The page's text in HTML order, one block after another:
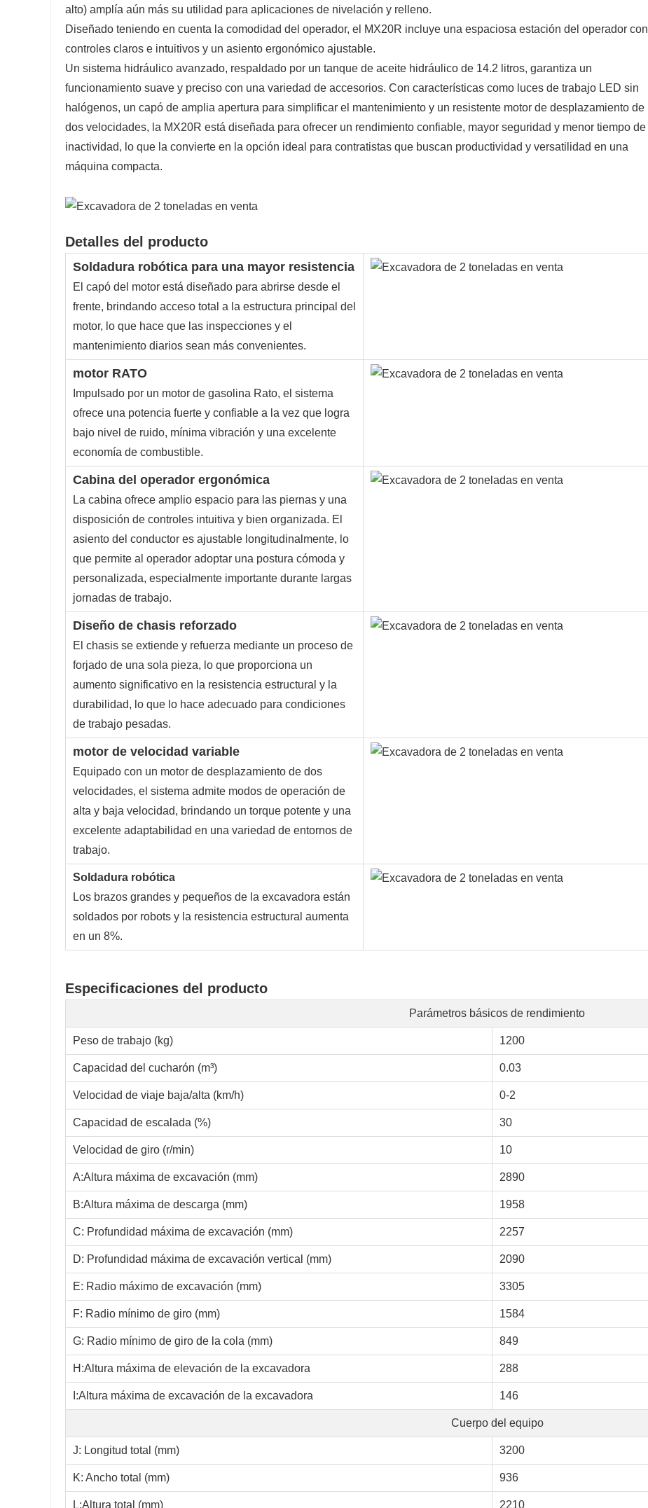
alto) amplía aún más su utilidad para aplicaciones de nivelación y relleno.
Diseñado teniendo en cuenta la comodidad del operador, el MX20R incluye una espaciosa estación del operador con
controles claros e intuitivos y un asiento ergonómico ajustable.
Un sistema hidráulico avanzado, respaldado por un tanque de aceite hidráulico de 14.2 litros, garantiza un
funcionamiento suave y preciso con una variedad de accesorios. Con características como luces de trabajo LED sin
halógenos, un capó de amplia apertura para simplificar el mantenimiento y un resistente motor de desplazamiento de
dos velocidades, la MX20R está diseñada para ofrecer un rendimiento confiable, mayor seguridad y menor tiempo de
inactividad, lo que la convierte en la opción ideal para contratistas que buscan productividad y versatilidad en una
máquina compacta.
Detalles del producto
Soldadura robótica para una mayor resistencia
El capó del motor está diseñado para abrirse desde el
frente, brindando acceso total a la estructura principal del
motor, lo que hace que las inspecciones y el
mantenimiento diarios sean más convenientes.
motor RATO
Impulsado por un motor de gasolina Rato, el sistema
ofrece una potencia fuerte y confiable a la vez que logra
bajo nivel de ruido, mínima vibración y una excelente
economía de combustible.
Cabina del operador ergonómica
La cabina ofrece amplio espacio para las piernas y una
disposición de controles intuitiva y bien organizada. El
asiento del conductor es ajustable longitudinalmente, lo
que permite al operador adoptar una postura cómoda y
personalizada, especialmente importante durante largas
jornadas de trabajo.
Diseño de chasis reforzado
El chasis se extiende y refuerza mediante un proceso de
forjado de una sola pieza, lo que proporciona un
aumento significativo en la resistencia estructural y la
durabilidad, lo que lo hace adecuado para condiciones
de trabajo pesadas.
motor de velocidad variable
Equipado con un motor de desplazamiento de dos
velocidades, el sistema admite modos de operación de
alta y baja velocidad, brindando un torque potente y una
excelente adaptabilidad en una variedad de entornos de
trabajo.
Soldadura robótica
Los brazos grandes y pequeños de la excavadora están
soldados por robots y la resistencia estructural aumenta
en un 8%.
Especificaciones del producto
Parámetros básicos de rendimiento
Peso de trabajo (kg) 1200
Capacidad del cucharón (m³) 0.03
Velocidad de viaje baja/alta (km/h) 0-2
Capacidad de escalada (%) 30
Velocidad de giro (r/min) 10
A:Altura máxima de excavación (mm) 2890
B:Altura máxima de descarga (mm) 1958
C: Profundidad máxima de excavación (mm) 2257
D: Profundidad máxima de excavación vertical (mm) 2090
E: Radio máximo de excavación (mm) 3305
F: Radio mínimo de giro (mm) 1584
G: Radio mínimo de giro de la cola (mm) 849
H:Altura máxima de elevación de la excavadora 288
I:Altura máxima de excavación de la excavadora 146
Cuerpo del equipo
J: Longitud total (mm) 3200
K: Ancho total (mm) 936
L:Altura total (mm) 2210